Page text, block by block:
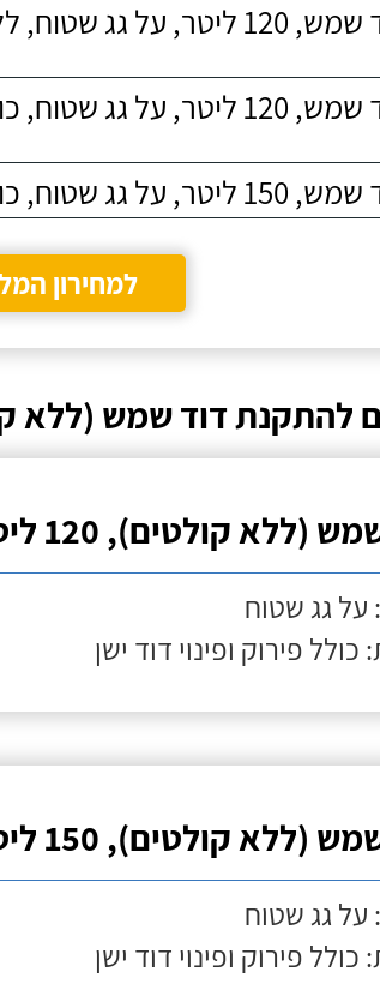
התקנת דוד שמש, 120 ליטר, על
התקנת דוד שמש, 120 ליטר, על גג
כולל התקנת מעמד
למחירון
להתקנת דוד שמש (ללא
קולטים), 120 ליטר
גג שטוח
פירוק ופינוי דוד ישן
קולטים), 150 ליטר
גג שטוח
פירוק ופינוי דוד ישן